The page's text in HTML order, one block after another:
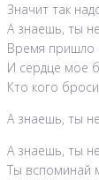
Значит так
А знаешь, ты
Время пришло
И сердце мое
Кто кого
А знаешь, ты
А знаешь, ты
Ты вспоминай